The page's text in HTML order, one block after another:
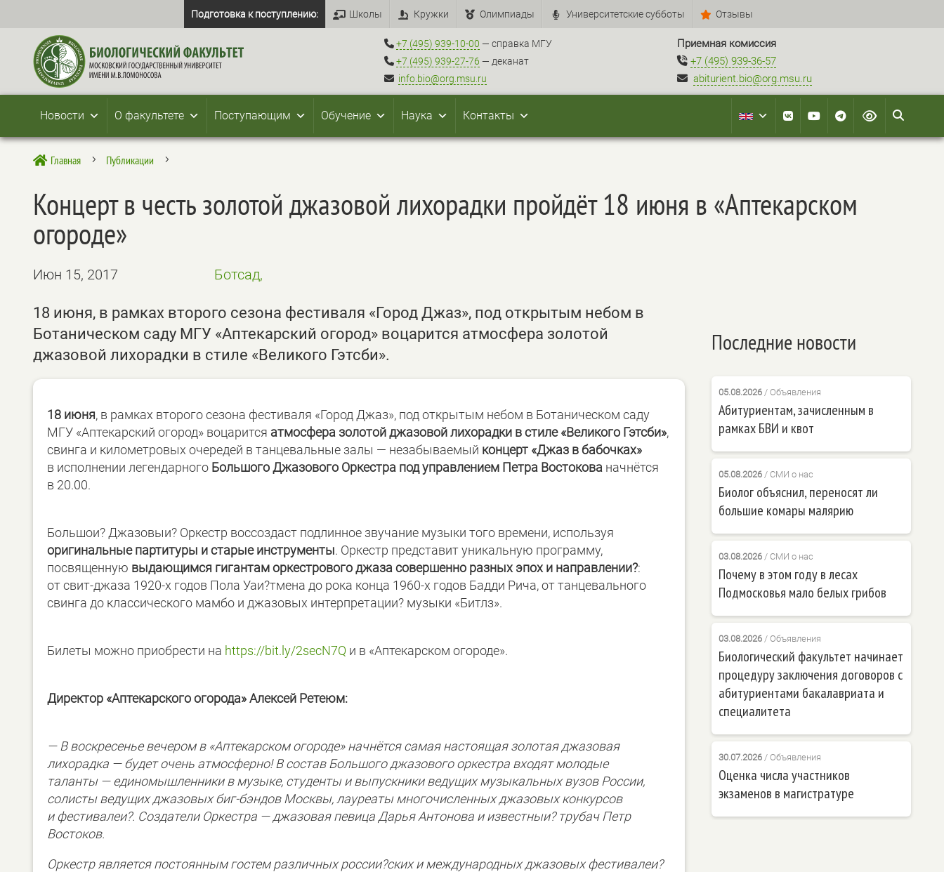
Подготовка к поступлению: Школы Кружки Олимпиады Университетские субботы Отзывы
+7 (495) 939-10-00 — справка МГУ
+7 (495) 939-27-76 — деканат
info.bio@org.msu.ru
Приемная комиссия
+7 (495) 939-36-57
abiturient.bio@org.msu.ru
Новости О факультете Поступающим Обучение Наука Контакты
 Главная 5 Публикации 5
Концерт в честь золотой джазовой лихорадки пройдёт 18 июня в «Аптекарском
огороде»
Июн 15, 2017 Ботсад,
18 июня, в рамках второго сезона фестиваля «Город Джаз», под открытым небом в
Ботаническом саду МГУ «Аптекарский огород» воцарится атмосфера золотой
джазовой лихорадки в стиле «Великого Гэтсби».
18 июня, в рамках второго сезона фестиваля «Город Джаз», под открытым небом в Ботаническом саду
МГУ «Аптекарский огород» воцарится атмосфера золотой джазовой лихорадки в стиле «Великого Гэтсби»,
свинга и километровых очередей в танцевальные залы — незабываемый концерт «Джаз в бабочках»
в исполнении легендарного Большого Джазового Оркестра под управлением Петра Востокова начнётся
в 20.00.
Большои? Джазовыи? Оркестр воссоздаст подлинное звучание музыки того времени, используя
оригинальные партитуры и старые инструменты. Оркестр представит уникальную программу,
посвященную выдающимся гигантам оркестрового джаза совершенно разных эпох и направлении?:
от свит-джаза 1920-х годов Пола Уаи?тмена до рока конца 1960-х годов Бадди Рича, от танцевального
свинга до классического мамбо и джазовых интерпретации? музыки «Битлз».
Билеты можно приобрести на https://bit.ly/2secN7Q и в «Аптекарском огороде».
Директор «Аптекарского огорода» Алексей Ретеюм:
— В воскресенье вечером в «Аптекарском огороде» начнётся самая настоящая золотая джазовая
лихорадка — будет очень атмосферно!В состав Большого джазового оркестра входят молодые
таланты — единомышленники в музыке, студенты и выпускники ведущих музыкальных вузов России,
солисты ведущих джазовых биг-бэндов Москвы, лауреаты многочисленных джазовых конкурсов
и фестивалеи?. Создатели Оркестра — джазовая певица Дарья Антонова и известныи? трубач Петр
Востоков.
Оркестр является постоянным гостем различных россии?ских и международных джазовых фестивалеи?
Последние новости
05.08.2026/ Объявления
Абитуриентам, зачисленным в
рамках БВИ и квот
05.08.2026/ СМИ о нас
Биолог объяснил, переносят ли
большие комары малярию
03.08.2026/ СМИ о нас
Почему в этом году в лесах
Подмосковья мало белых грибов
03.08.2026/ Объявления
Биологический факультет начинает
процедуру заключения договоров с
абитуриентами бакалавриата и
специалитета
30.07.2026/ Объявления
Оценка числа участников
экзаменов в магистратуре